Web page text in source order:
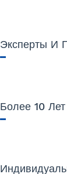
Эксперты И
Более 10